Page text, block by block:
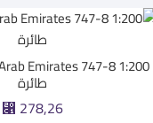
طائرة
⃁ 278,26